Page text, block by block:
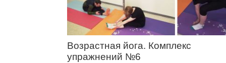
Возрастная йога. Комплекс
упражнений №6